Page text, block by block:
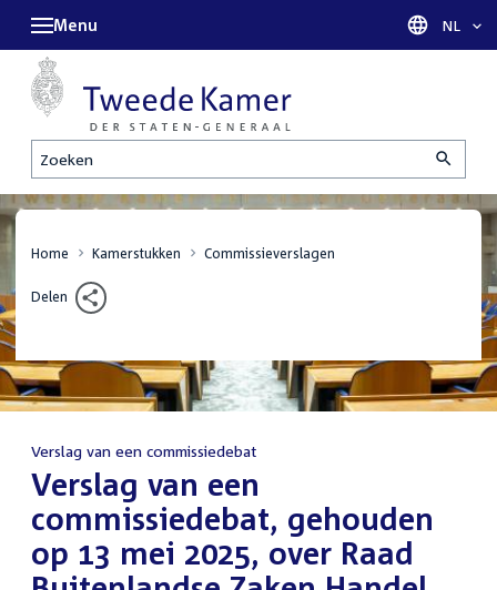
Zoeken
Menu Taal
NL
Home Kamerstukken Commissieverslagen
Delen
Verslag van een commissiedebat
:Verslag van een
commissiedebat, gehouden
op 13 mei 2025, over Raad